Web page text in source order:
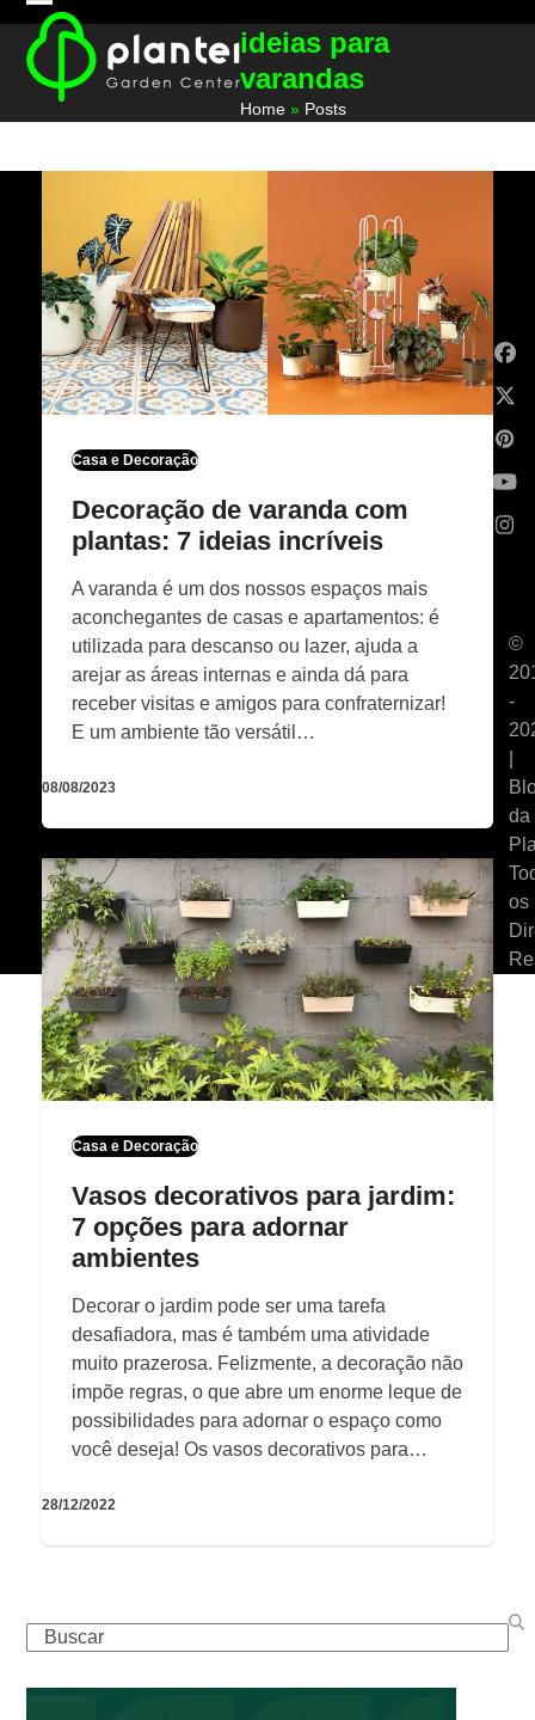
content
Open
mobile
menu
Close
mobile
menu
ideias para
varandas
Home » Posts
Casa e Decoração
Decoração de varanda com
plantas: 7 ideias incríveis
A varanda é um dos nossos espaços mais
aconchegantes de casas e apartamentos: é
utilizada para descanso ou lazer, ajuda a
arejar as áreas internas e ainda dá para
receber visitas e amigos para confraternizar!
E um ambiente tão versátil…
08/08/2023
Casa e Decoração
Vasos decorativos para jardim:
7 opções para adornar
ambientes
Decorar o jardim pode ser uma tarefa
desafiadora, mas é também uma atividade
muito prazerosa. Felizmente, a decoração não
impõe regras, o que abre um enorme leque de
possibilidades para adornar o espaço como
você deseja! Os vasos decorativos para…
28/12/2022
Buscar
X
©
-
da
os